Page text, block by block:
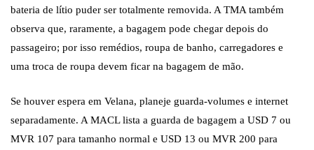
bateria de lítio puder ser totalmente removida. A TMA também
observa que, raramente, a bagagem pode chegar depois do
passageiro; por isso remédios, roupa de banho, carregadores e
uma troca de roupa devem ficar na bagagem de mão.
Se houver espera em Velana, planeje guarda-volumes e internet
separadamente. A MACL lista a guarda de bagagem a USD 7 ou
MVR 107 para tamanho normal e USD 13 ou MVR 200 para